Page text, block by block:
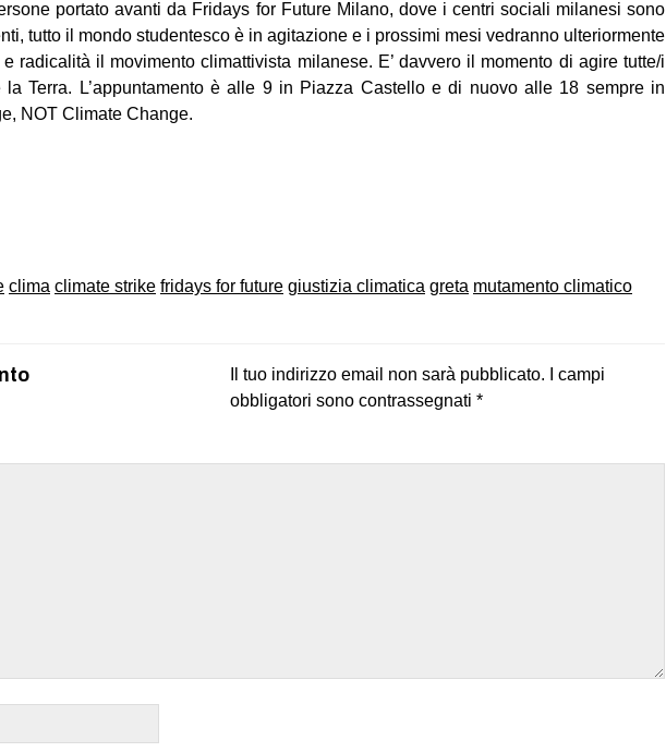
portato avanti da Fridays for Future Milano, dove i centri sociali milanesi sono
tutto il mondo studentesco è in agitazione e i prossimi mesi vedranno ulteriormente
radicalità il movimento climattivista milanese. E’ davvero il momento di agire tutte/i
la Terra. L’appuntamento è alle 9 in Piazza Castello e di nuovo alle 18 sempre in
NOT Climate Change.
clima climate strike fridays for future giustizia climatica greta mutamento climatico
Il tuo indirizzo email non sarà pubblicato.
I campi
obbligatori sono contrassegnati *